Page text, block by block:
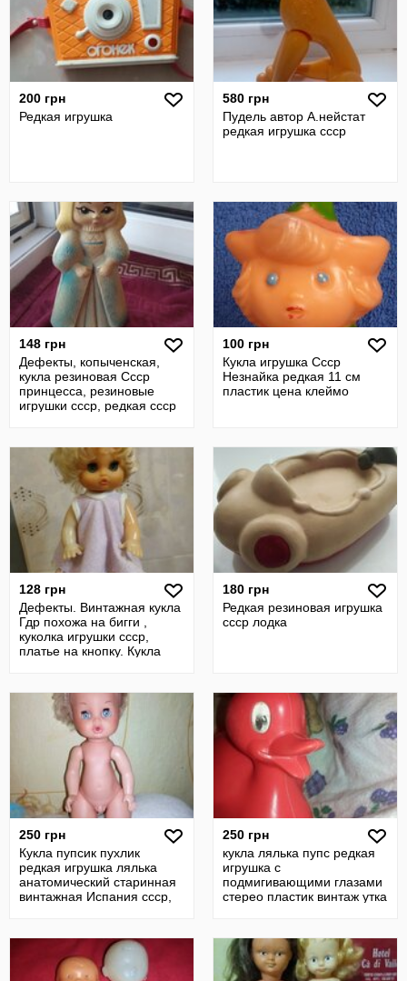
200 грн
Редкая игрушка
580 грн
Пудель автор А.нейстат
редкая игрушка ссср
148 грн
Дефекты, копыченская,
кукла резиновая Ссср
принцесса, резиновые
игрушки ссср, редкая ссср
100 грн
Кукла игрушка Ссср
Незнайка редкая 11 см
пластик цена клеймо
128 грн
Дефекты. Винтажная кукла
Гдр похожа на бигги ,
куколка игрушки ссср,
платье на кнопку. Кукла
180 грн
Редкая резиновая игрушка
ссср лодка
250 грн
Кукла пупсик пухлик
редкая игрушка лялька
анатомический старинная
винтажная Испания ссср,
250 грн
кукла лялька пупс редкая
игрушка с
подмигивающими глазами
стерео пластик винтаж утка